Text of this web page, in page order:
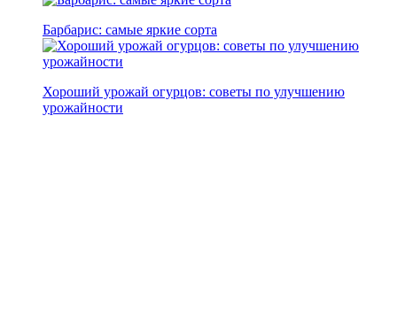
Барбарис: самые яркие сорта
Хороший урожай огурцов: советы по улучшению
урожайности